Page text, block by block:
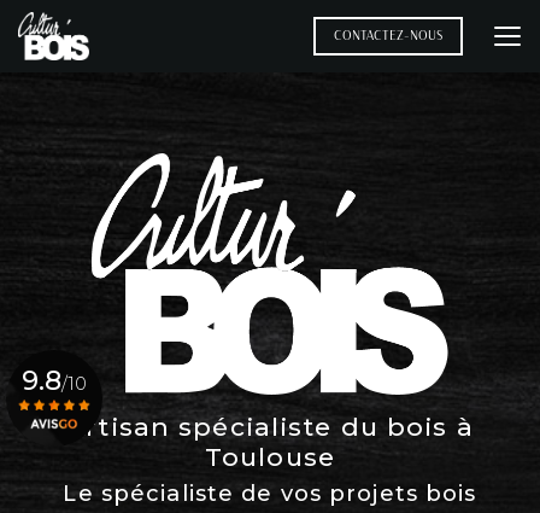
Aller
au
contenu
CONTACTEZ-NOUS
Artisan spécialiste du bois à
Toulouse
Le spécialiste de vos projets bois
9.8/10